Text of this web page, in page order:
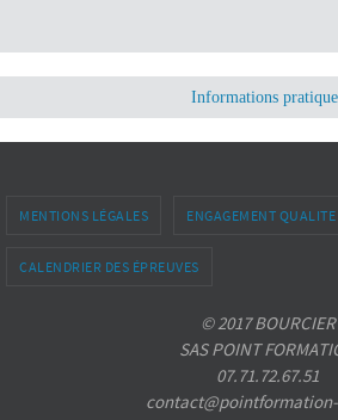
Informations
MENTIONS LÉGALES ENGAGEMENT QUALITE
CALENDRIER DES ÉPREUVES
© 2017 BOURCIER
SAS POINT
07.71.72.67.51